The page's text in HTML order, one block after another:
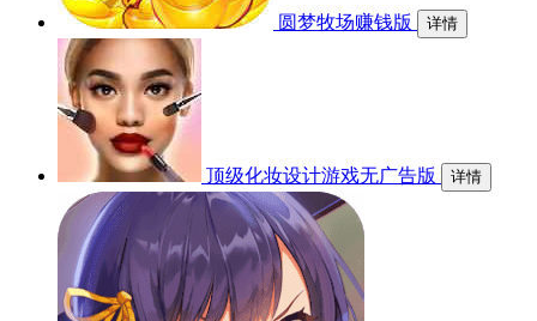
圆梦牧场赚钱版 详情
顶级化妆设计游戏无广告版 详情